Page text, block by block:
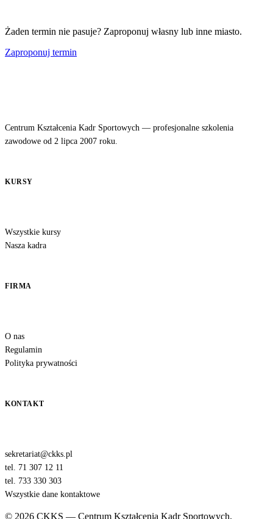
Żaden termin nie pasuje? Zaproponuj własny lub inne miasto.
Zaproponuj termin
Centrum Kształcenia Kadr Sportowych — profesjonalne szkolenia
zawodowe od 2 lipca 2007 roku.
KURSY
Wszystkie kursy
Nasza kadra
FIRMA
O nas
Regulamin
Polityka prywatności
KONTAKT
sekretariat@ckks.pl
tel. 71 307 12 11
tel. 733 330 303
Wszystkie dane kontaktowe
© 2026 CKKS — Centrum Kształcenia Kadr Sportowych.